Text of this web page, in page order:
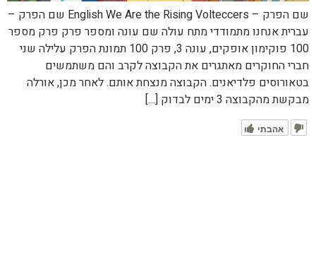
שם הפרק – English We Are the Rising Volteccers שם הפרק –
עברית אנחנו מתמודדי מתח עולה שם עונה ומספר פרק פרק מספר
100 פוקימון אופקים, עונה 3, פרק 100 תמונת הפרק עלילה שני
חברי החוקרים מאתגרים את הקבוצה לקרב והם משתמשים
בטאורוסים פלדיאנים. הקבוצה מנצחת אותם. לאחר מכן, אורלה
מבקשת מהקבוצה 3 ימים לבדוק […]
אהבתי